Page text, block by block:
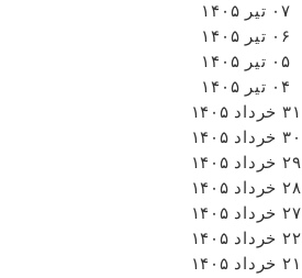
۰۷ تیر ۱۴۰۵
۰۶ تیر ۱۴۰۵
۰۵ تیر ۱۴۰۵
۰۴ تیر ۱۴۰۵
۳۱ خرداد ۱۴۰۵
۳۰ خرداد ۱۴۰۵
۲۹ خرداد ۱۴۰۵
۲۸ خرداد ۱۴۰۵
۲۷ خرداد ۱۴۰۵
۲۲ خرداد ۱۴۰۵
۲۱ خرداد ۱۴۰۵